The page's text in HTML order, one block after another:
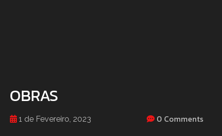
OBRAS
1 de Fevereiro, 2023 0 Comments